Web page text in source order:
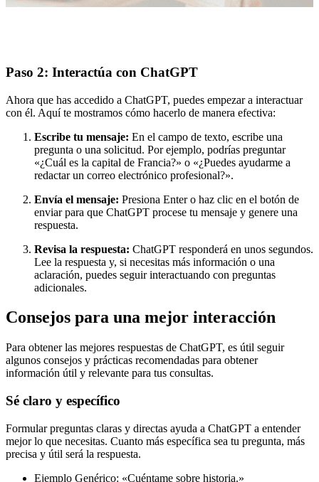
Paso 2: Interactúa con ChatGPT
Ahora que has accedido a ChatGPT, puedes empezar a interactuar
con él. Aquí te mostramos cómo hacerlo de manera efectiva:
Escribe tu mensaje: En el campo de texto, escribe una
pregunta o una solicitud. Por ejemplo, podrías preguntar
«¿Cuál es la capital de Francia?» o «¿Puedes ayudarme a
redactar un correo electrónico profesional?».
Envía el mensaje: Presiona Enter o haz clic en el botón de
enviar para que ChatGPT procese tu mensaje y genere una
respuesta.
Revisa la respuesta: ChatGPT responderá en unos segundos.
Lee la respuesta y, si necesitas más información o una
aclaración, puedes seguir interactuando con preguntas
adicionales.
Consejos para una mejor interacción
Para obtener las mejores respuestas de ChatGPT, es útil seguir
algunos consejos y prácticas recomendadas para obtener
información útil y relevante para tus consultas.
Sé claro y específico
Formular preguntas claras y directas ayuda a ChatGPT a entender
mejor lo que necesitas. Cuanto más específica sea tu pregunta, más
precisa y útil será la respuesta.
Ejemplo Genérico: «Cuéntame sobre historia.»